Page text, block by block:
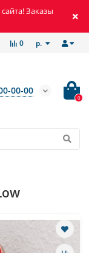
Заказы
р.
0
00-00
0